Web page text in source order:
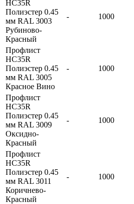
HC35R
Полиэстер 0.45
мм RAL 3003
Рубиново-
Красный
- 1000
Профлист
HC35R
Полиэстер 0.45
мм RAL 3005
Красное Вино
- 1000
Профлист
HC35R
Полиэстер 0.45
мм RAL 3009
Оксидно-
Красный
- 1000
Профлист
HC35R
Полиэстер 0.45
мм RAL 3011
Коричнево-
Красный
- 1000